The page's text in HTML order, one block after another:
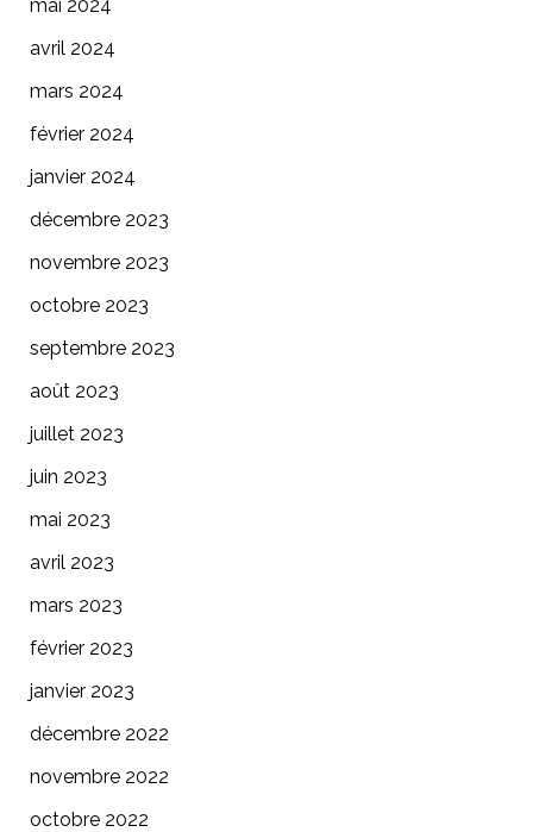
mai 2024
avril 2024
mars 2024
février 2024
janvier 2024
décembre 2023
novembre 2023
octobre 2023
septembre 2023
août 2023
juillet 2023
juin 2023
mai 2023
avril 2023
mars 2023
février 2023
janvier 2023
décembre 2022
novembre 2022
octobre 2022